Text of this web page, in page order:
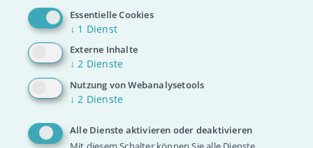
etwas anders und auch regelmäßige Termine in der
Klinik gehören dazu. Nichtsdestotrotz genieße ich mein
Leben in vollen Zügen und gehe gern in die Schule -
man hat ja auch Verpflichtungen.
Oliver, ich danke dir von ganzem Herzen.
diesen Brief zu schreiben.
Essentielle Cookies
↓ 1 Dienst
Externe Inhalte
↓ 2 Dienste
Nutzung von Webanalysetools
↓ 2 Dienste
Alle Dienste aktivieren oder deaktivieren